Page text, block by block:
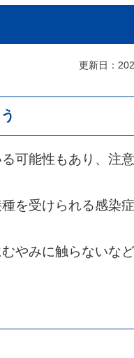
更新日：
可能性もあり、注
を受けられる感染
やみに触らないな